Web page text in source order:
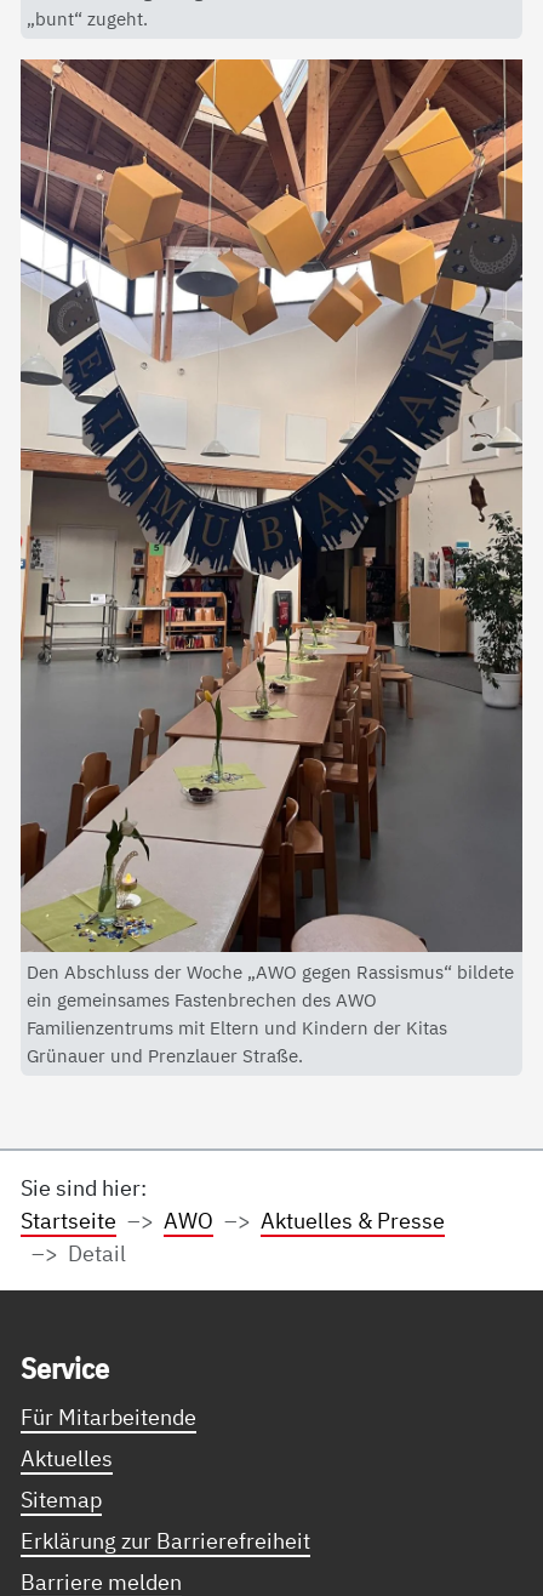
„bunt“ zugeht.
Den Abschluss der Woche „AWO gegen Rassismus“ bildete
ein gemeinsames Fastenbrechen des AWO
Familienzentrums mit Eltern und Kindern der Kitas
Grünauer und Prenzlauer Straße.
Sie sind hier:
Startseite
AWO
Aktuelles & Presse
Detail
Ser­vice
Für Mitarbeitende
Aktuelles
Sitemap
Erklärung zur Barrierefreiheit
Barriere melden